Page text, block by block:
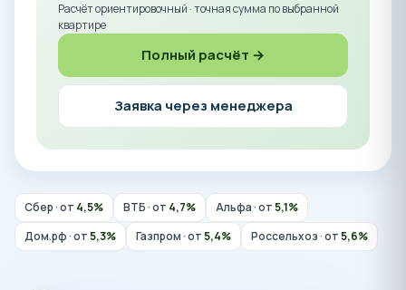
Расчёт ориентировочный · точная сумма по выбранной
квартире
Полный расчёт →
Заявка через менеджера
Сбер · от 4,5% ВТБ · от 4,7% Альфа · от5,1%
Дом.рф · от5,3% Газпром · от5,4% Россельхоз · от5,6%